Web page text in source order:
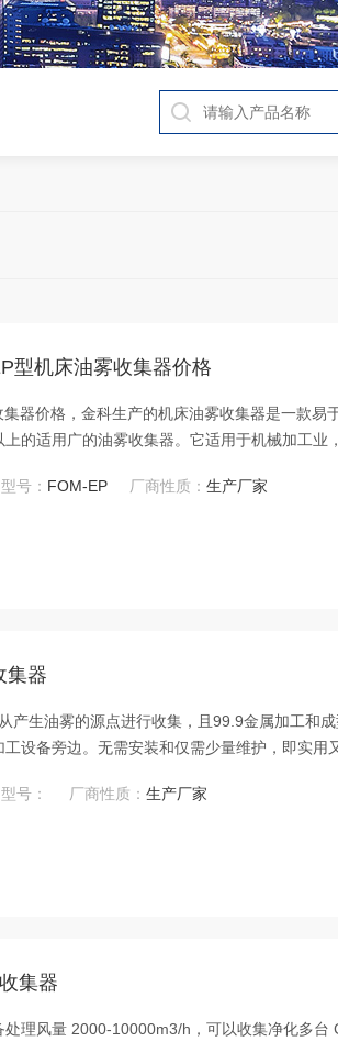
型机床油雾收集器价格
器价格，金科生产的机床油雾收集器是一款易
的适用广的油雾收集器。它适用于机械加工业
型号： FOM-EP 厂商性质：生产厂家
集器
产生油雾的源点进行收集，且99.9金属加工和
设备旁边。无需安装和仅需少量维护，即实用
型号： 厂商性质：生产厂家
集器
理风量 2000-10000m3/h，可以收集净化多台